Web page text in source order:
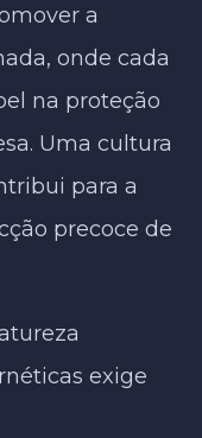
a
onde cada
na proteção
Uma cultura
para a
precoce de
exige